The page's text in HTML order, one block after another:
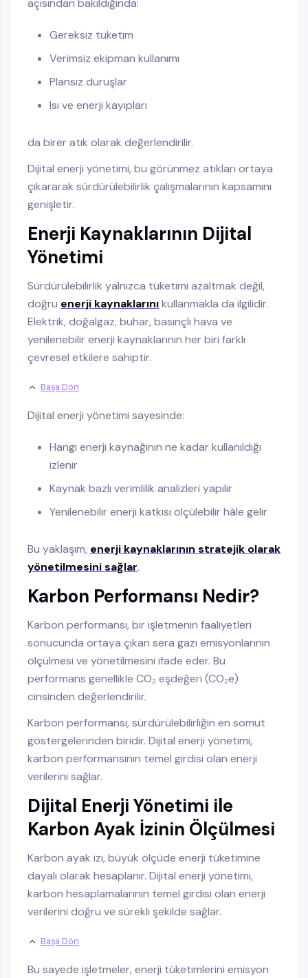
Gereksiz tüketim
Verimsiz ekipman kullanımı
Plansız duruşlar
Isı ve enerji kayıpları
da birer atık olarak değerlendirilir.
Dijital enerji yönetimi, bu görünmez atıkları ortaya
çıkararak sürdürülebilirlik çalışmalarının kapsamını
genişletir.
Enerji Kaynaklarının Dijital
Yönetimi
Sürdürülebilirlik yalnızca tüketimi azaltmak değil,
doğru enerji kaynaklarınıkullanmakla da ilgilidir.
Elektrik, doğalgaz, buhar, basınçlı hava ve
yenilenebilir enerji kaynaklarının her biri farklı
çevresel etkilere sahiptir.
Başa Dön
Dijital enerji yönetimi sayesinde:
Hangi enerji kaynağının ne kadar kullanıldığı
izlenir
Kaynak bazlı verimlilik analizleri yapılır
Yenilenebilir enerji katkısı ölçülebilir hâle gelir
Bu yaklaşım, enerji kaynaklarının stratejik olarak
yönetilmesini sağlar.
Karbon Performansı Nedir?
Karbon performansı, bir işletmenin faaliyetleri
sonucunda ortaya çıkan sera gazı emisyonlarının
ölçülmesi ve yönetilmesini ifade eder. Bu
performans genellikle CO₂ eşdeğeri (CO₂e)
cinsinden değerlendirilir.
Karbon performansı, sürdürülebilirliğin en somut
göstergelerinden biridir. Dijital enerji yönetimi,
karbon performansının temel girdisi olan enerji
verilerini sağlar.
Dijital Enerji Yönetimi ile
Karbon Ayak İzinin Ölçülmesi
Karbon ayak izi, büyük ölçüde enerji tüketimine
dayalı olarak hesaplanır. Dijital enerji yönetimi,
karbon hesaplamalarının temel girdisi olan enerji
verilerini doğru ve sürekli şekilde sağlar.
Başa Dön
Bu sayede işletmeler, enerji tüketimlerini emisyon